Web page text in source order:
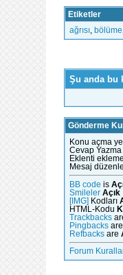
Etiketler
ağrısı, bölüme
Şu anda bu
Gönderme
Konu açma
Cevap
Eklenti
Mesaj
BB code is
Smileler Açık
[IMG] Kodları
HTML-Kodu
Trackbacks
Pingbacksare
Refbacksare
Forum